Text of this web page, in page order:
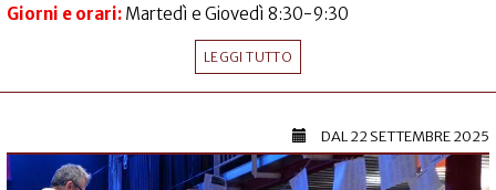
Giorni e orari: Martedì e Giovedì 8:30-9:30
LEGGI TUTTO
DAL22 SETTEMBRE 2025